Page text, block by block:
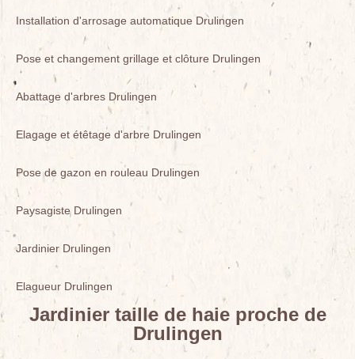
Installation d'arrosage automatique Drulingen
Pose et changement grillage et clôture Drulingen
Abattage d'arbres Drulingen
Elagage et étêtage d'arbre Drulingen
Pose de gazon en rouleau Drulingen
Paysagiste Drulingen
Jardinier Drulingen
Elagueur Drulingen
Jardinier taille de haie proche de
Drulingen